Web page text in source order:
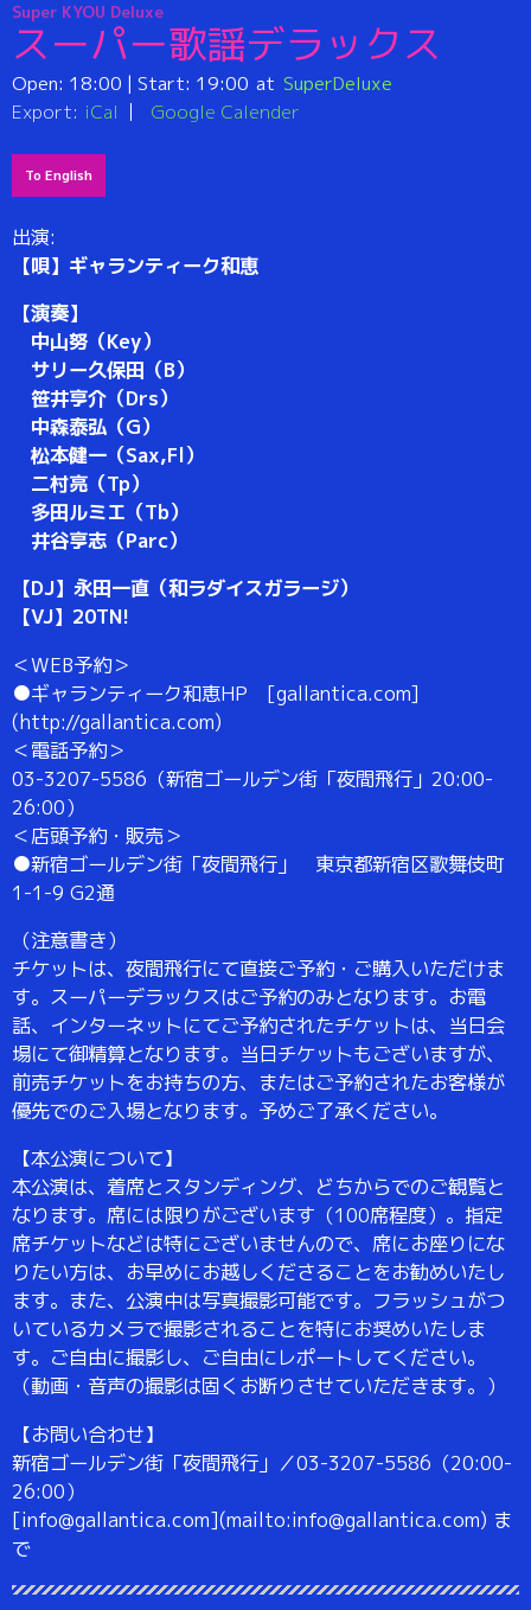
Super KYOU Deluxe
スーパー歌謡デラックス
Open: 18:00 | Start: 19:00
SuperDeluxe
Export: iCal Google Calender
To English
出演:
【唄】ギャランティーク和恵
【演奏】
中山努（Key）
サリー久保田（B）
笹井亨介（Drs）
中森泰弘（G）
松本健一（Sax,Fl）
二村亮（Tp）
多田ルミエ（Tb）
井谷亨志（Parc）
【DJ】永田一直（和ラダイスガラージ）
【VJ】20TN!
＜WEB予約＞
●ギャランティーク和恵HP [gallantica.com]
(http://gallantica.com)
＜電話予約＞
03-3207-5586（新宿ゴールデン街「夜間飛行」20:00-
26:00）
＜店頭予約・販売＞
●新宿ゴールデン街「夜間飛行」 東京都新宿区歌舞伎町
1-1-9 G2通
（注意書き）
チケットは、夜間飛行にて直接ご予約・ご購入いただけま
す。スーパーデラックスはご予約のみとなります。お電
話、インターネットにてご予約されたチケットは、当日会
場にて御精算となります。当日チケットもございますが、
前売チケットをお持ちの方、またはご予約されたお客様が
優先でのご入場となります。予めご了承ください。
【本公演について】
本公演は、着席とスタンディング、どちからでのご観覧と
なります。席には限りがございます（100席程度）。指定
席チケットなどは特にございませんので、席にお座りにな
りたい方は、お早めにお越しくださることをお勧めいたし
ます。また、公演中は写真撮影可能です。フラッシュがつ
いているカメラで撮影されることを特にお奨めいたしま
す。ご自由に撮影し、ご自由にレポートしてください。
（動画・音声の撮影は固くお断りさせていただきます。）
【お問い合わせ】
新宿ゴールデン街「夜間飛行」／03-3207-5586（20:00-
26:00）
[info@gallantica.com](mailto:info@gallantica.com) ま
で